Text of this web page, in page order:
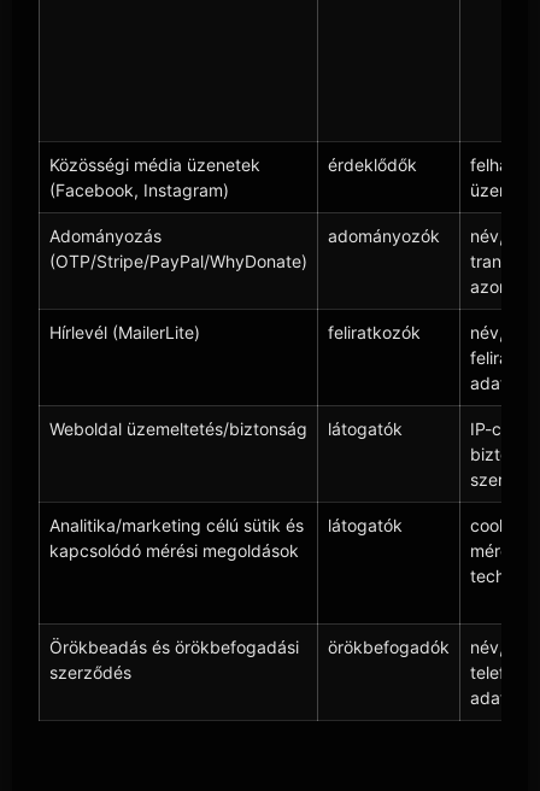
Közösségi média üzenetek
(Facebook, Instagram)
érdeklődők
üzenet
Adományozás
(OTP/Stripe/PayPal/WhyDonate)
adományozók
név, e-
Hírlevél (MailerLite) feliratkozók
név, e-
adatai
Weboldal üzemeltetés/biztonság látogatók
IP-cím,
Analitika/marketing célú sütik és
kapcsolódó mérési megoldások
látogatók
cookie-
mérési
Örökbeadás és örökbefogadási
szerződés
örökbefogadók
név,
adatai